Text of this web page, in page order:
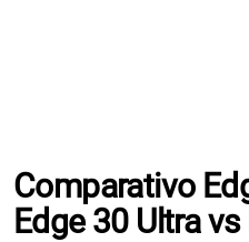
Comparativo
Edge 30 Ultra